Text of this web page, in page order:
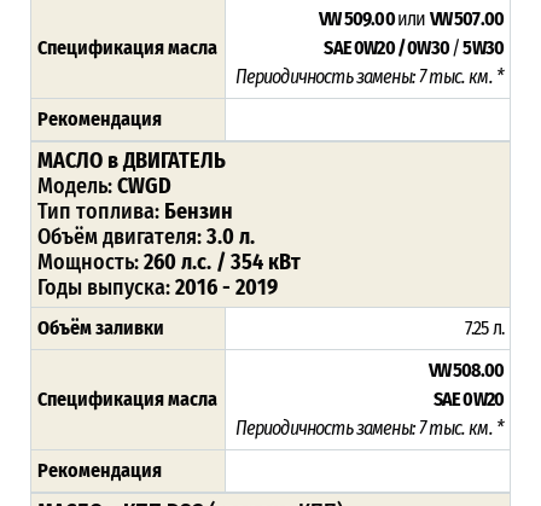
Спецификация масла
VW 509.00или VW 507.00
SAE 0W20 / 0W30/5W30
Периодичность замены: 7 тыс. км. *
Рекомендация
МАСЛО в ДВИГАТЕЛЬ
Модель:CWGD
Тип топлива: Бензин
Объём двигателя:3.0 л.
Мощность:260 л.с. / 354 кВт
Годы выпуска:2016 - 2019
Объём заливки 7.25 л.
Спецификация масла
VW 508.00
SAE 0W20
Периодичность замены: 7 тыс. км. *
Рекомендация